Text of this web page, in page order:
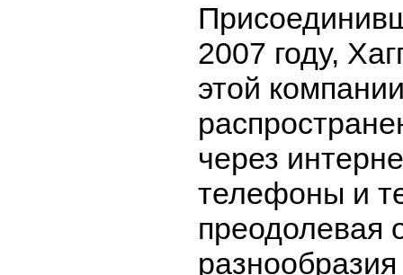
2007 году,
этой
через
телефоны и
преодолевая
разнообразия